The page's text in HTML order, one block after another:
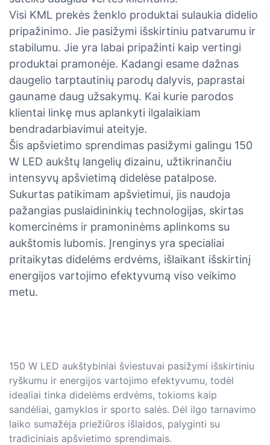
Visi KML prekės ženklo produktai sulaukia didelio
pripažinimo. Jie pasižymi išskirtiniu patvarumu ir
stabilumu. Jie yra labai pripažinti kaip vertingi
produktai pramonėje. Kadangi esame dažnas
daugelio tarptautinių parodų dalyvis, paprastai
gauname daug užsakymų. Kai kurie parodos
klientai linkę mus aplankyti ilgalaikiam
bendradarbiavimui ateityje.
Šis apšvietimo sprendimas pasižymi galingu 150
W LED aukštų langelių dizainu, užtikrinančiu
intensyvų apšvietimą didelėse patalpose.
Sukurtas patikimam apšvietimui, jis naudoja
pažangias puslaidininkių technologijas, skirtas
komercinėms ir pramoninėms aplinkoms su
aukštomis lubomis. Įrenginys yra specialiai
pritaikytas didelėms erdvėms, išlaikant išskirtinį
energijos vartojimo efektyvumą viso veikimo
metu.
150 W LED aukštybiniai šviestuvai pasižymi išskirtiniu
ryškumu ir energijos vartojimo efektyvumu, todėl
idealiai tinka didelėms erdvėms, tokioms kaip
sandėliai, gamyklos ir sporto salės. Dėl ilgo tarnavimo
laiko sumažėja priežiūros išlaidos, palyginti su
tradiciniais apšvietimo sprendimais.